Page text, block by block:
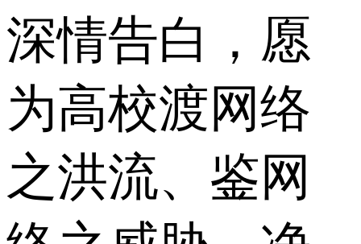
深情告白，愿
为高校渡网络
之洪流、鉴网